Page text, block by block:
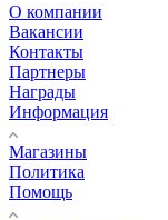
О компании
Вакансии
Контакты
Партнеры
Награды
Информация
Магазины
Политика
Помощь